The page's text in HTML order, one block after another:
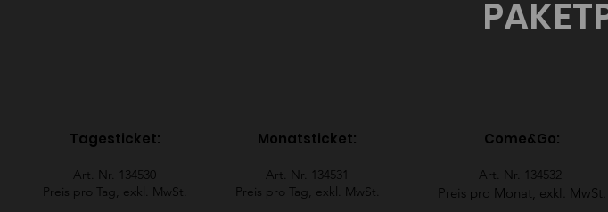
Tagesticket:
Art. Nr. 134530
Preis pro Tag, exkl. MwSt.
Monatsticket:
Art. Nr. 134531
Preis pro Tag, exkl. MwSt.
Come&Go:
Art. Nr. 134532
Preis pro Monat, exkl. MwSt.